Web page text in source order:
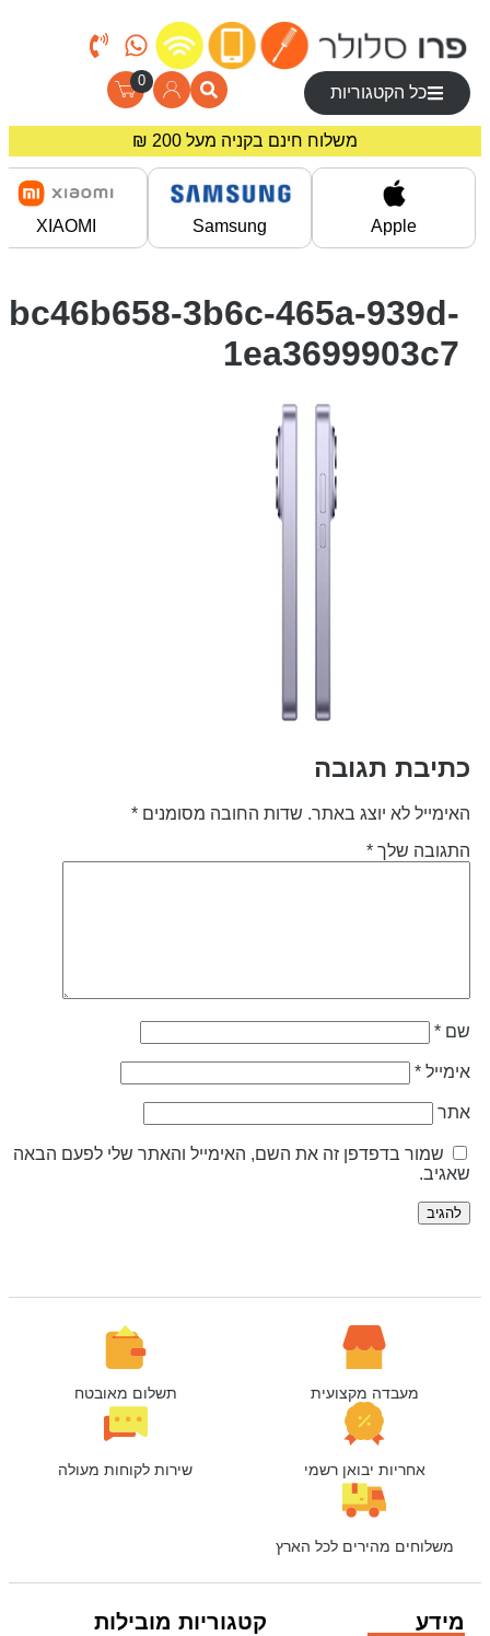
כל הקטגוריות
0
משלוח חינם בקניה מעל 200 ₪
מחירים מיוחדים לרוכשים באתר!
Apple
Samsung
XIAOMI
bc46b658-3b6c-465a-939d-
1ea3699903c7
תגובה
לא יוצג באתר. שדות החובה מסומנים*
שלך*
*
*
שמור בדפדפן זה את השם, האימייל והאתר שלי לפעם הבאה
מעבדה מקצועית תשלום מאובטח
אחריות יבואן רשמי שירות לקוחות מעולה
משלוחים מהירים לכל הארץ
מידע קטגוריות מובילות